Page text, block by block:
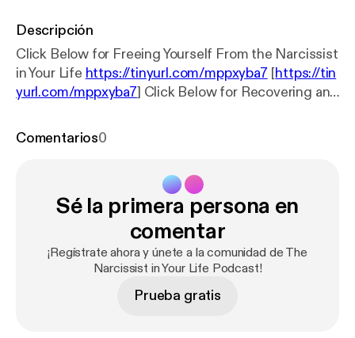
Descripción
Click Below for Freeing Yourself From the Narcissist
in Your Life https://tinyurl.com/mppxyba7 [https://tin
yurl.com/mppxyba7] Click Below for Recovering and
janb7
https://tinyurl.com/2s4janb7
Comentarios0
Sé la primera persona en
comentar
¡Regístrate ahora y únete a la comunidad de The
Narcissist in Your Life Podcast!
Prueba gratis